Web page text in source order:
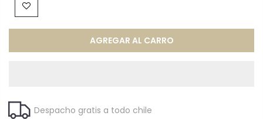
AGREGAR AL CARRO
Despacho gratis a todo chile